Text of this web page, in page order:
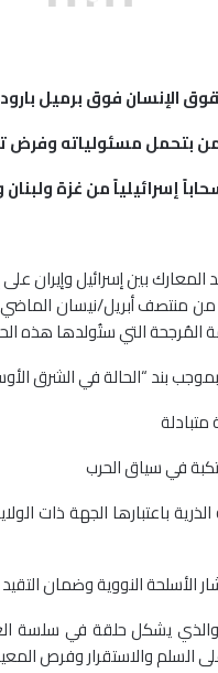
الإنسان فوق برميل
بتحمل مسئولياتهوفرض
إسرائيلياً من غزة
بين إسرائيل وإيران
من منتصف أبريل/نيسان
التي ستُولدها هذه
بند “الحالة في الشرق
في سياق الحرب
باعتبارها الجهة ذات
الأسلحة النووية وضمان
والذي يشكل حلقة في سلسة
السلم والاستقرار وفرص